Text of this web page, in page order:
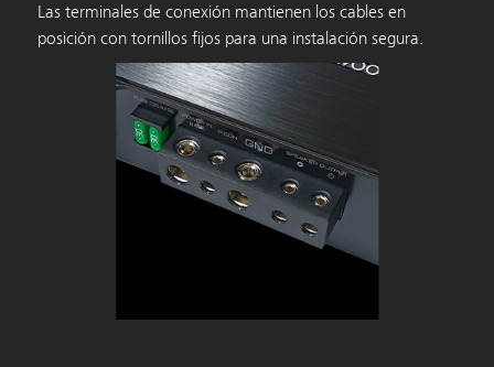
Las terminales de conexión mantienen los cables en
posición con tornillos fijos para una instalación segura.